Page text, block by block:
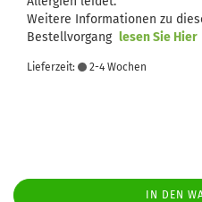
Weitere Informationen zu
Bestellvorgang lesen Sie Hier
Lieferzeit: 2-4 Wochen
IN DEN